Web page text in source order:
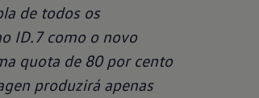
de todos os
ID.7 como o novo
quota de 80 por cento
produzirá apenas